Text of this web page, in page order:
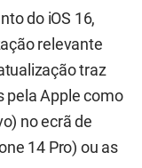
do iOS 16,
relevante
traz
pela Apple como
no ecrã de
14 Pro) ou as